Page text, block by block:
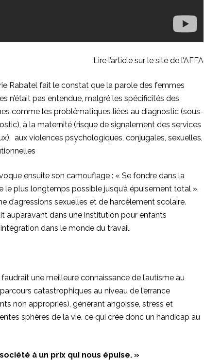
Lire l’article sur le site de l’AFFA
Rabatel fait le constat que la parole des femmes
n’était pas entendue, malgré les spécificités des
comme les problématiques liées au diagnostic (sous-
à la maternité (risque de signalement des services
aux violences psychologiques, conjugales, sexuelles,
ensuite son camouflage : « Se fondre dans la
le plus longtemps possible jusqu’à épuisement total ».
d’agressions sexuelles et de harcèlement scolaire.
auparavant dans une institution pour enfants
dans le monde du travail.
une meilleure connaissance de l’autisme au
catastrophiques au niveau de l’errance
non appropriés), générant angoisse, stress et
sphères de la vie. ce qui crée donc un handicap au
à un prix qui nous épuise. »